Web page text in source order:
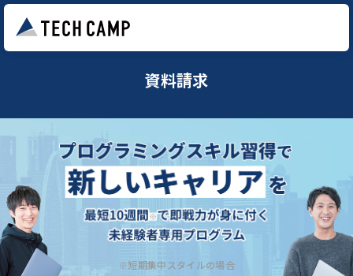
資料請求
※短期集中スタイルの場合